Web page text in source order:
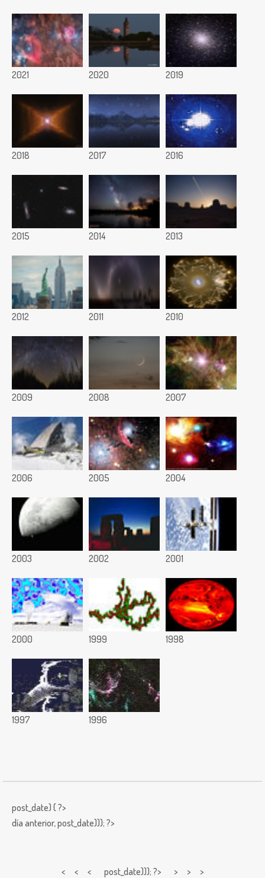
2021 2020 2019
2018 2017 2016
2015 2014 2013
2012 2011 2010
2009 2008 2007
2006 2005 2004
2003 2002 2001
2000 1999 1998
1997 1996
post_date) { ?>
día anterior,post_date))); ?>
< < < post_date))); ?> > > >